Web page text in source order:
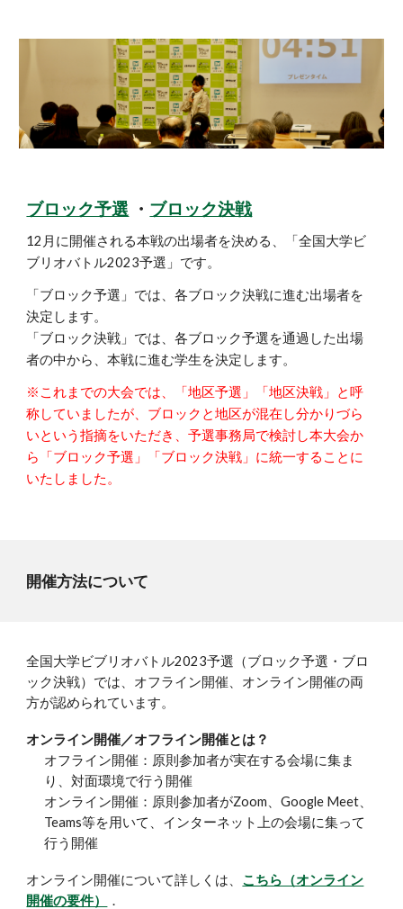
ブロック予選 ・ ブロック決戦
12月に開催される本戦の出場者を決める
「全国大学ビ
ブリオバトル2023予選」です。
「ブロック予選」では、各ブロック決戦に進む出場者を
決定します。
「ブロック決戦」では、各ブロック予選を通過した出場
者の中から、本戦に進む学生を決定します。
※これまでの大会では、「地区予選」「地区決戦」と呼
称していましたが、ブロックと地区が混在し分かりづら
いという指摘をいただき、予選事務局で検討し本大会か
ら「ブロック予選」「ブロック決戦」に統一することに
いたしました。
開催方法について
全国大学ビブリオバトル2023予選（ブロック予選・ ブロ
ック決戦）では、オフライン開催、 オンライン開催の両
方が認められています。
オンライン開催／オフライン開催とは？
オフライン開催：原則参加者が実在する会場に集ま
り、対面環境で行う開催
オンライン開催：原則参加者がZoom、Google Meet、
Teams等を用いて、インターネット上の会場に集って
行う開催
オンライン開催について詳しくは、 こちら（オンライン
開催の要件）
．